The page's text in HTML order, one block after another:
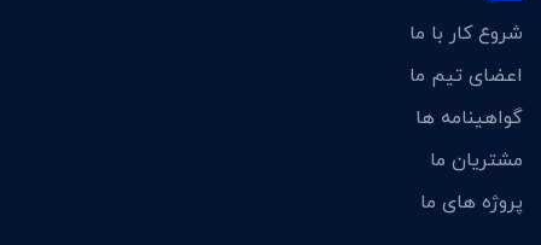
شروع کار با ما
اعضای تیم ما
گواهینامه ها
مشتریان ما
پروژه های ما